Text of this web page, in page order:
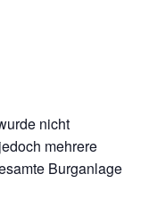
nicht
mehrere
Burganlage